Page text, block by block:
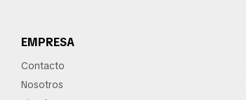
EMPRESA
Contacto
Nosotros